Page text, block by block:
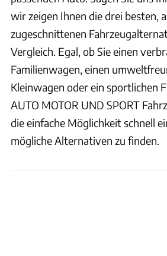
wir zeigen Ihnen die drei besten,
zugeschnittenen
Vergleich. Egal, ob Sie einen
Familienwagen, einen
Kleinwagen oder ein sportlichen
AUTO MOTOR UND SPORT
die einfache Möglichkeit schnell
mögliche Alternativen zu finden.